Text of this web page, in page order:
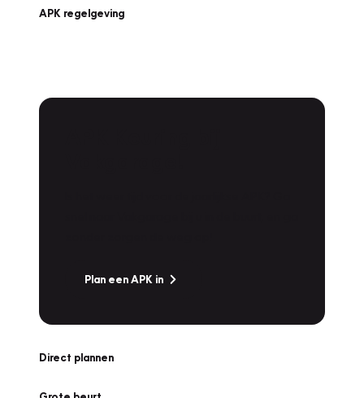
APK regelgeving
Plan een APK in
Direct plannen